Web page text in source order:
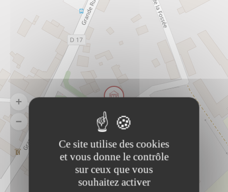
Ce site utilise des cookies
et vous donne le contrôle
sur ceux que vous
souhaitez activer